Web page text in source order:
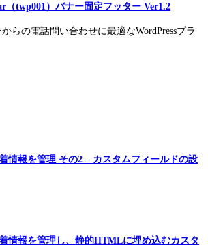
（twp001）バナー固定フッター Ver1.2
らの電話問い合わせに最適なWordPressプラ
情報を管理 その2 – カスタムフィールドの設
情報を管理し、静的HTMLに埋め込むカスタ